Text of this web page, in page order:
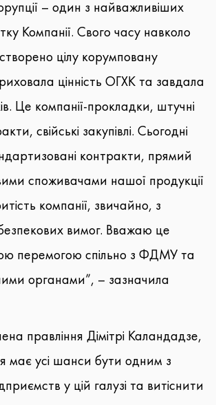
– один з найважливіших
Компанії. Свого часу навколо
цілу корумповану
цінність ОГХК та завдала
Це компанії-прокладки, штучні
свійські закупівлі. Сьогодні
контракти, прямий
споживачами нашої продукції
компанії, звичайно, з
вимог. Вважаю це
перемогою спільно з ФДМУ та
органами”, – зазначила
правління Дімітрі Каландадзе,
має усі шанси бути одним з
у цій галузі та витіснити